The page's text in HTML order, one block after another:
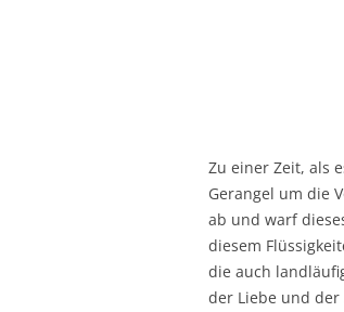
Zu einer Zeit, als
Gerangel um die
ab und warf
diesem
die auch
der Liebe und